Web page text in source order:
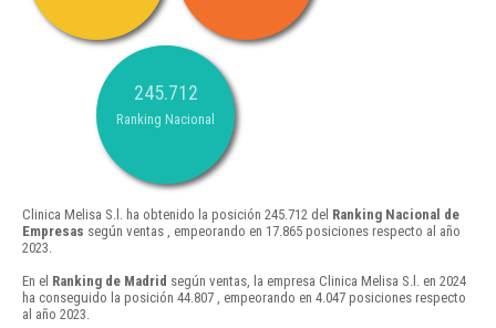
245.712
Ranking Nacional
Clinica Melisa S.l. ha obtenido la posición 245.712 del Ranking Nacional de
Empresas según ventas , empeorando en 17.865 posiciones respecto al año
2023.
En el Ranking de Madrid según ventas, la empresa Clinica Melisa S.l. en 2024
ha conseguido la posición 44.807 , empeorando en 4.047 posiciones respecto
al año 2023.